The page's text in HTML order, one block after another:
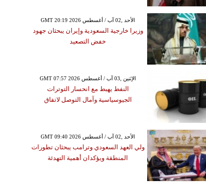
GMT 20:19 2026 الأحد ,02 آب / أغسطس
وزيرا خارجية السعودية وإيران يبحثان جهود
خفض التصعيد
GMT 07:57 2026 الإثنين ,03 آب / أغسطس
النفط يهبط مع انحسار التوترات
الجيوسياسية وآمال التوصل لاتفاق
GMT 09:40 2026 الأحد ,02 آب / أغسطس
ولي العهد السعودي وترامب يبحثان تطورات
المنطقة ويؤكدان أهمية التهدئة